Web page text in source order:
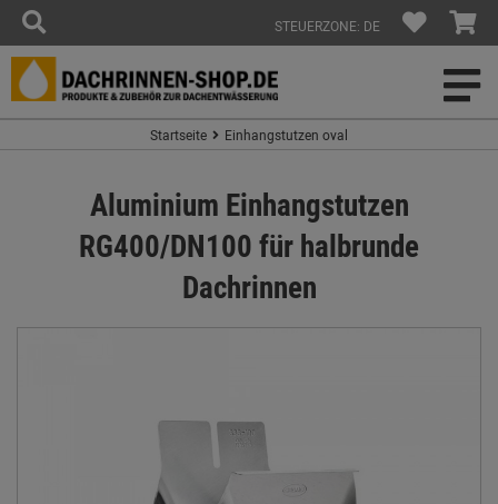
STEUERZONE: DE
Startseite Einhangstutzen oval
Aluminium Einhangstutzen
RG400/DN100 für halbrunde
Dachrinnen